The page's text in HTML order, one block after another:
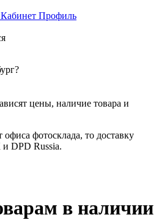
Кабинет Профиль
цены, наличие товара и
фотосклада, то доставку
DPD Russia.
в наличии